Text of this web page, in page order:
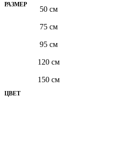
РАЗМЕР
50 см
75 см
95 см
120 см
150 см
ЦВЕТ